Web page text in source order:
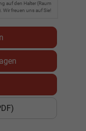
auf den Halter (Raum
Wir freuen uns auf Sie!